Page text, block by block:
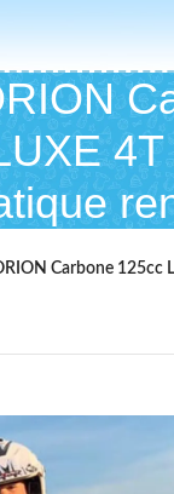
Carbone 125cc